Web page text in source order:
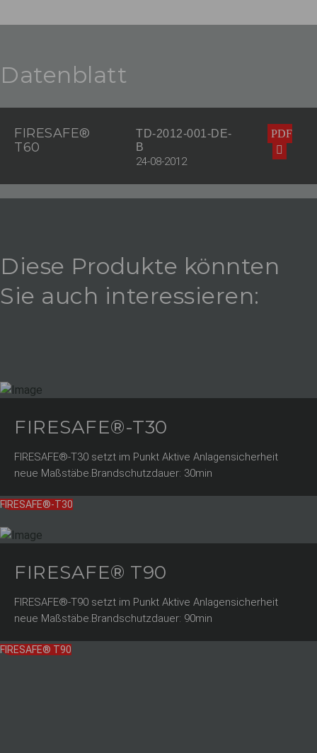
Datenblatt
FIRESAFE®
T60
TD-2012-001-DE-
B
24-08-2012
PDF
Diese Produkte könnten
Sie auch interessieren:
FIRESAFE®-T30
FIRESAFE®-T30 setzt im Punkt Aktive Anlagensicherheit
neue Maßstäbe.Brandschutzdauer: 30min
FIRESAFE®-T30
FIRESAFE® T90
FIRESAFE®-T90 setzt im Punkt Aktive Anlagensicherheit
neue Maßstäbe.Brandschutzdauer: 90min
FIRESAFE® T90